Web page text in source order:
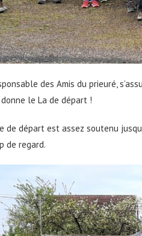
des Amis du prieuré,
le La de départ !
de départ est assez soutenu
de regard.